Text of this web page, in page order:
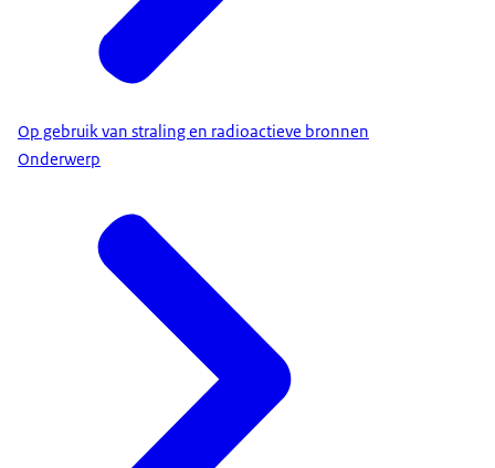
Op gebruik van straling en radioactieve bronnen
Onderwerp